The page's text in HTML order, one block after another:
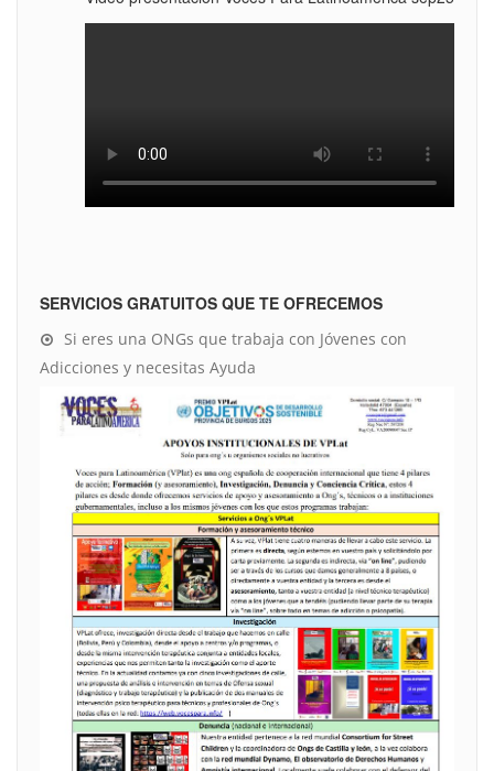
SERVICIOS GRATUITOS QUE TE OFRECEMOS
Si eres una ONGs que trabaja con Jóvenes con
Adicciones y necesitas Ayuda